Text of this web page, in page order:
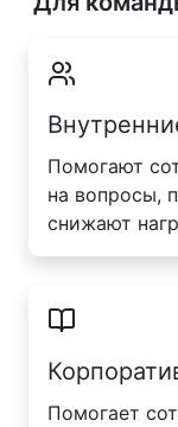
Помогают
на вопросы,
снижают
Помогает